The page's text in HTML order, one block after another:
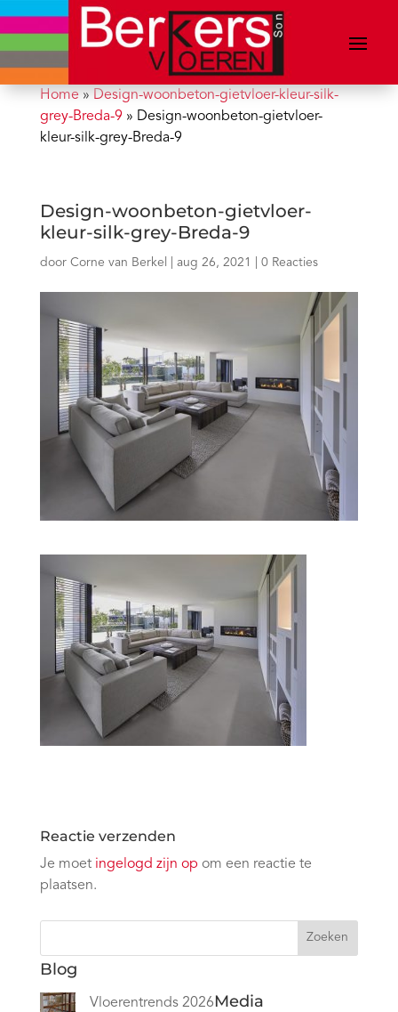
Home» Design-woonbeton-gietvloer-kleur-silk-
grey-Breda-9 » Design-woonbeton-gietvloer-
kleur-silk-grey-Breda-9
Design-woonbeton-gietvloer-
kleur-silk-grey-Breda-9
door Corne van Berkel aug 26, 2021 0 Reacties
Reactie verzenden
Je moet ingelogd zijn op om een reactie te
plaatsen.
Zoeken
Blog
Vloerentrends 2026Media